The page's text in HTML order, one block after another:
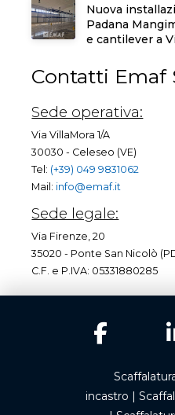
Nuova
Padana
e cantilever a
Contatti Emaf
Sede operativa:
Via VillaMora 1/A
30030 - Celeseo (VE)
Tel: (+39) 049 9831062
Mail: info@emaf.it
Sede legale:
Via Firenze, 20
35020 - Ponte San Nicolò
C.F. e P.IVA: 05331880285
incastro |